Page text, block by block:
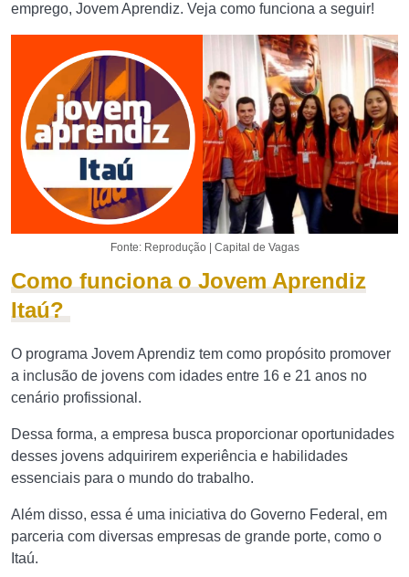
emprego, Jovem Aprendiz. Veja como funciona a seguir!
Fonte: Reprodução | Capital de Vagas
Como funciona o Jovem Aprendiz
Itaú?
O programa Jovem Aprendiz tem como propósito promover
a inclusão de jovens com idades entre 16 e 21 anos no
cenário profissional.
Dessa forma, a empresa busca proporcionar oportunidades
desses jovens adquirirem experiência e habilidades
essenciais para o mundo do trabalho.
Além disso, essa é uma iniciativa do Governo Federal, em
parceria com diversas empresas de grande porte, como o
Itaú.